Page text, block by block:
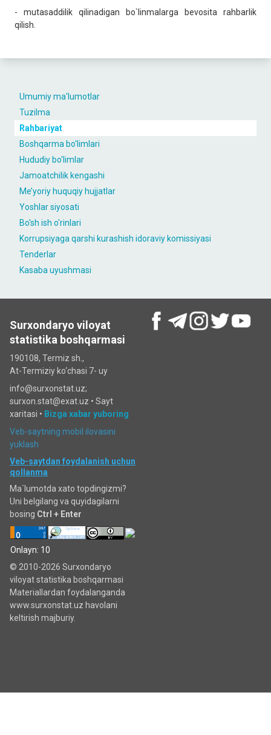
Umumiy ma'lumotlar
Tuzilma
Rahbariyat
Boshqarma bo'limlari
Hududiy bo'limlar
Jamoatchilik kengashi
Me’yoriy huquqiy hujjatlar
Yoshlar siyosati
Bo'sh ish o'rinlari
Korrupsiyaga qarshi kurashish idoraviy komissiyasi
Tenderlar
Kasaba uyushmasi
- mutasaddilik qilinadigan bo`linmalarga bevosita rahbarlik
qilish.
Surxondaryo viloyat
statistika boshqarmasi
190108, Termiz sh.,
At-Termiziy ko‘chasi 7- uy
info@surxonstat.uz;
surxon.stat@exat.uz • Sayt
xaritasi • Bizga xabar yuboring
Veb-saytning mobil ilovasini
yuklash
Veb-saytdan foydalanish uchun
qollanma
Ma`lumotda xato topdingizmi?
Uni belgilang va quyidagilarni
bosing Ctrl + Enter
Onlayn: 10
© 2010-2026 Surxondaryo
viloyat statistika boshqarmasi
Materiallardan foydalanganda
www.surxonstat.uz havolani
keltirish majburiy.